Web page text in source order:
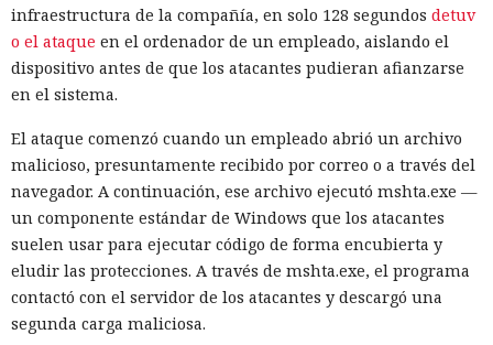
infraestructura de la compañía, en solo 128 segundos detuv
o el ataque en el ordenador de un empleado, aislando el
dispositivo antes de que los atacantes pudieran afianzarse
en el sistema.
El ataque comenzó cuando un empleado abrió un archivo
malicioso, presuntamente recibido por correo o a través del
navegador. A continuación, ese archivo ejecutó mshta.exe —
un componente estándar de Windows que los atacantes
suelen usar para ejecutar código de forma encubierta y
eludir las protecciones. A través de mshta.exe, el programa
contactó con el servidor de los atacantes y descargó una
segunda carga maliciosa.